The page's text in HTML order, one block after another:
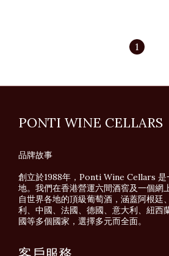
1
PONTI WINE CELLARS
品牌故事
創立於1988年，Ponti Wine Cellars 是
地。我們在香港營運六間酒窖及一個網
自世界各地的頂級葡萄酒，涵蓋阿根廷
利、中國、法國、德國、意大利、紐西
國等多個國家，選擇多元而全面。